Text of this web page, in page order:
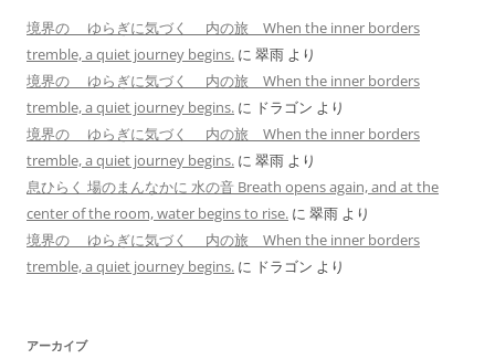
境界の ゆらぎに気づく 内の旅 When the inner borders
tremble, a quiet journey begins. に 翠雨 より
境界の ゆらぎに気づく 内の旅 When the inner borders
tremble, a quiet journey begins. に ドラゴン より
境界の ゆらぎに気づく 内の旅 When the inner borders
tremble, a quiet journey begins. に 翠雨 より
息ひらく 場のまんなかに 水の音 Breath opens again, and at the
center of the room, water begins to rise. に 翠雨 より
境界の ゆらぎに気づく 内の旅 When the inner borders
tremble, a quiet journey begins. に ドラゴン より
アーカイブ